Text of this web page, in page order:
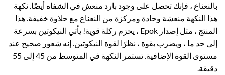
بالنعناع ، فإنك تحصل على وجود بارد منعش في الشفاه أيضًا. نكهة
هذا النكهة منعشة وحادة ومركزة من النعناع مع حلاوة خفيفة. هذا
المنتج ، مثل إصدار Epok ، يحزم ركلة قوية! يأتي النيكوتين بسرعة
إلى حد ما ، ويضرب بقوة ، نظرًا لقوة النيكوتين. إنه شعور صحيح عند
مستوى القوة الإضافية. تستمر النكهة في المتوسط
من 45 إلى 55
دقيقة.